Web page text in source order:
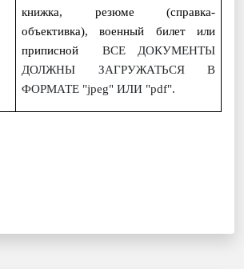
книжка, резюме (справка-
объективка), военный билет или
приписной
ВСЕ ДОКУМЕНТЫ
ДОЛЖНЫ ЗАГРУЖАТЬСЯ В
ФОРМАТЕ "jpeg" ИЛИ "pdf".